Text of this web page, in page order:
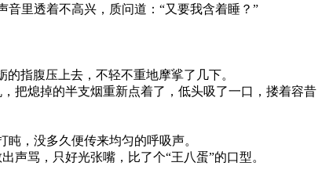
里透着不高兴，质问道：“又要我含着睡？”
指腹压上去，不轻不重地摩挲了几下。
把熄掉的半支烟重新点着了，低头吸了一口，搂着容昔
，没多久便传来均匀的呼吸声。
骂，只好光张嘴，比了个“王八蛋”的口型。